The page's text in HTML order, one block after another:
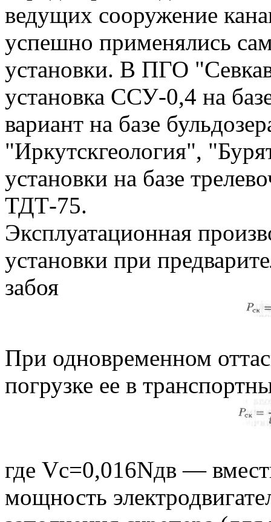
ведущих сооружение
успешно применялись
установки. В ПГО
установка ССУ-0,4 на
вариант на базе
"Иркутскгеология",
установки на базе
ТДТ-75.
Эксплуатационная
установки при
забоя
При одновременном
погрузке ее в
где Vс=0,016Nдв —
мощность